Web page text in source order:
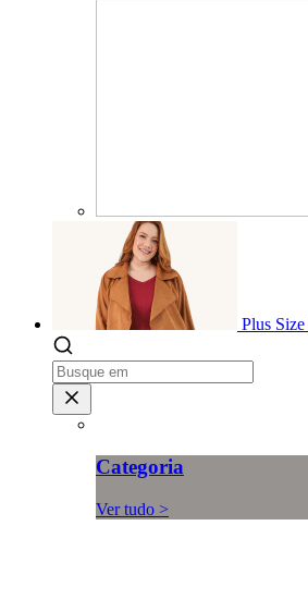
Plus Size
Categoria
Ver tudo >